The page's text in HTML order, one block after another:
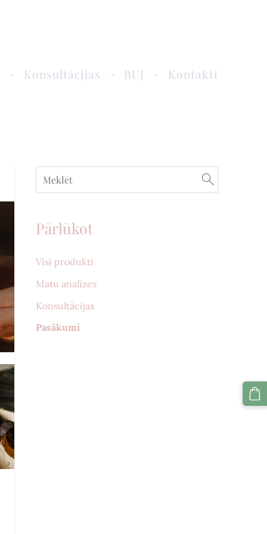
Konsultācijas BUJ Kontakti
Pārlūkot
Visi produkti
Matu analīzes
Konsultācijas
Pasākumi